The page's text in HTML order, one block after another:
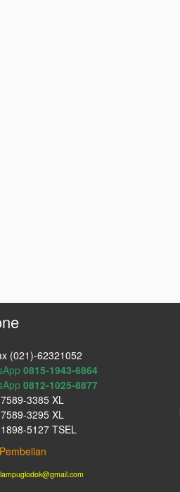
(021)-62321052
0815-1943-6864
0812-1025-8877
3385 XL
3295 XL
5127 TSEL